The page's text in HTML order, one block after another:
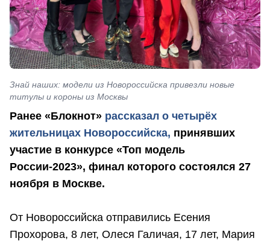
Знай наших: модели из Новороссийска привезли новые
титулы и короны из Москвы
Ранее «Блокнот» рассказал о четырёх
жительницах Новороссийска, принявших
участие в конкурсе «Топ модель
России-2023», финал которого состоялся 27
ноября в Москве.
От Новороссийска отправились Есения
Прохорова, 8 лет, Олеся Галичая, 17 лет, Мария